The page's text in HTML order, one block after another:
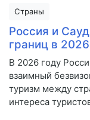
Страны
Россия и
границ в
В 2026 году
взаимный
туризм между
интереса